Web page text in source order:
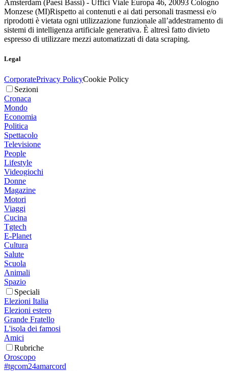
Amsterdam (Paesi Bassi) - Uffici Viale Europa 46, 20093 Cologno
Monzese (MI)Rispetto ai contenuti e ai dati personali trasmessi e/o
riprodotti è vietata ogni utilizzazione funzionale all’addestramento di
sistemi di intelligenza artificiale generativa. È altresì fatto divieto
espresso di utilizzare mezzi automatizzati di data scraping.
Legal
CorporatePrivacy PolicyCookie Policy
Sezioni
Cronaca
Mondo
Economia
Politica
Spettacolo
Televisione
People
Lifestyle
Videogiochi
Donne
Magazine
Motori
Viaggi
Cucina
Tgtech
E-Planet
Cultura
Salute
Scuola
Animali
Spazio
Speciali
Elezioni Italia
Elezioni estero
Grande Fratello
L'isola dei famosi
Amici
Rubriche
Oroscopo
#tgcom24amarcord